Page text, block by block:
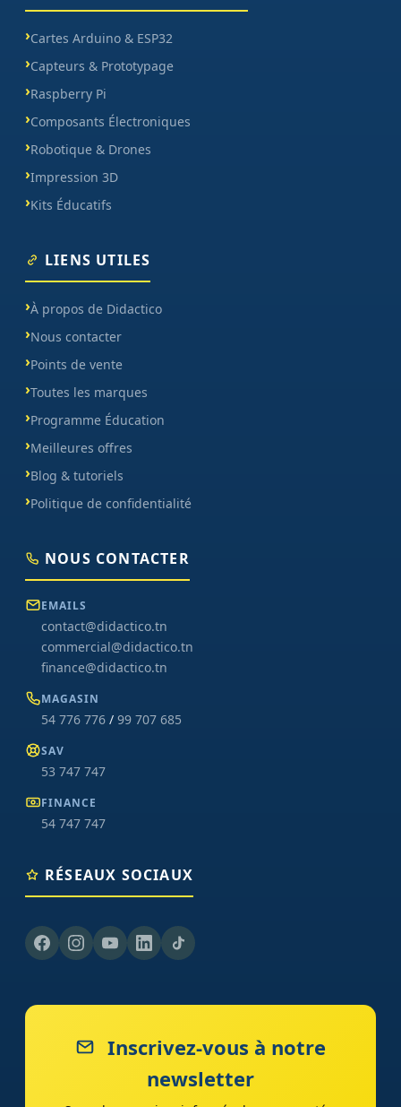
Cartes Arduino & ESP32
Capteurs & Prototypage
Raspberry Pi
Composants Électroniques
Robotique & Drones
Impression 3D
Kits Éducatifs
LIENS UTILES
À propos de Didactico
Nous contacter
Points de vente
Toutes les marques
Programme Éducation
Meilleures offres
Blog & tutoriels
Politique de confidentialité
NOUS CONTACTER
EMAILS
contact@didactico.tn
commercial@didactico.tn
finance@didactico.tn
MAGASIN
54 776 776 / 99 707 685
SAV
53 747 747
FINANCE
54 747 747
RÉSEAUX SOCIAUX
Inscrivez-vous à notre
newsletter